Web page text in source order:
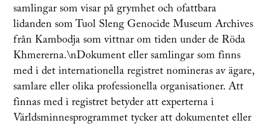
samlingar som visar på grymhet och ofattbara
lidanden som Tuol Sleng Genocide Museum Archives
från Kambodja som vittnar om tiden under de Röda
Khmererna.\nDokument eller samlingar som finns
med i det internationella registret nomineras av ägare,
samlare eller olika professionella organisationer. Att
finnas med i registret betyder att experterna i
Världsminnesprogrammet tycker att dokumentet eller